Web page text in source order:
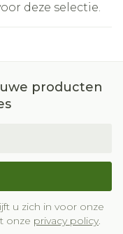
deze selectie.
producten
u zich in voor onze
onze privacy policy.